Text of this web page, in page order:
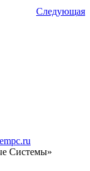
Следующая
Системы»